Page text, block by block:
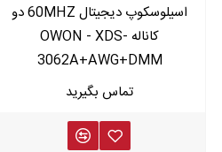
اسیلوسکوپ دیجیتال 60MHZ دو
کاناله OWON - XDS-
3062A+AWG+DMM